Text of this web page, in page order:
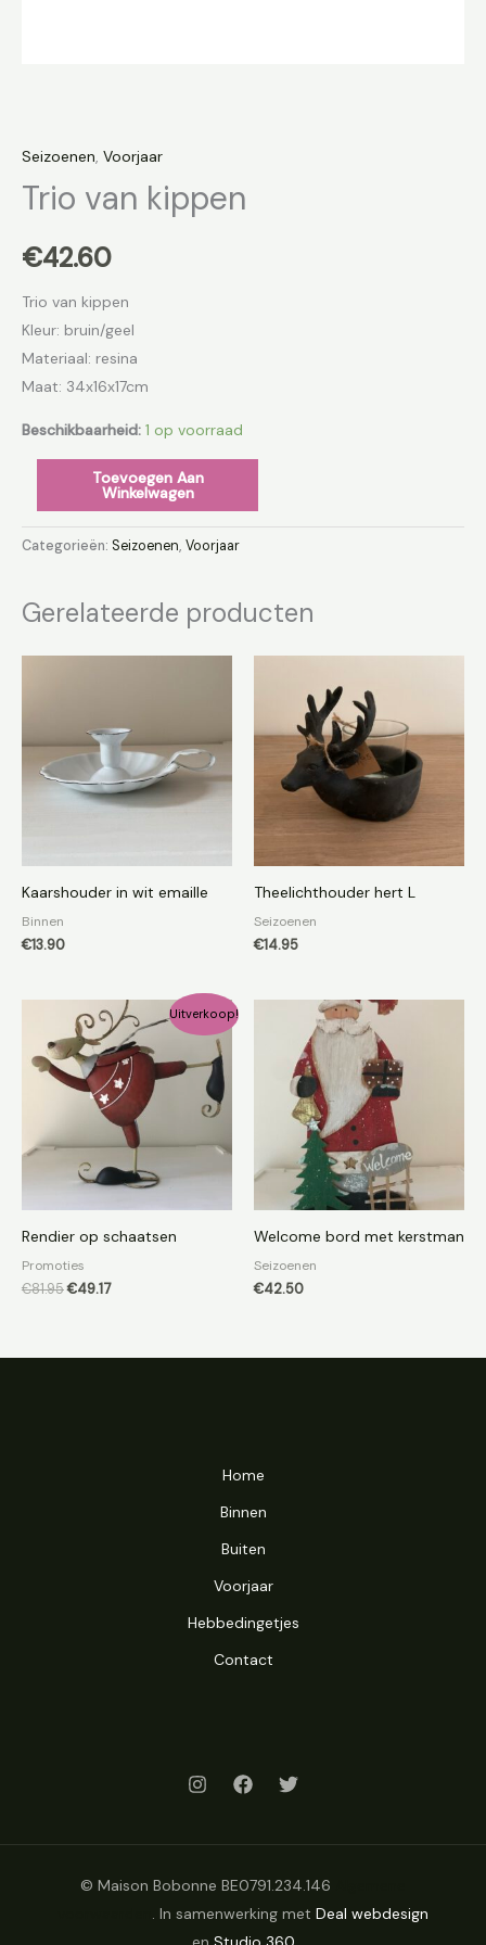
Seizoenen, Voorjaar
Trio van kippen
€42.60
Trio van kippen
Kleur: bruin/geel
Materiaal: resina
Maat: 34x16x17cm
Beschikbaarheid: 1 op voorraad
Toevoegen Aan
Winkelwagen
Categorieën: Seizoenen, Voorjaar
Gerelateerde producten
Kaarshouder in wit emaille
Binnen
€13.90
Theelichthouder hert L
Seizoenen
€14.95
Uitverkoop!
Rendier op schaatsen
Promoties
€81.95
Oorspronkelijke
prijs
was:
€81.95.
€49.17
Huidige
prijs
is:
€49.17.
Welcome bord met kerstman
Seizoenen
€42.50
Home
Binnen
Buiten
Voorjaar
Hebbedingetjes
Contact
© Maison Bobonne BE0791.234.146
. In samenwerking met Deal webdesign